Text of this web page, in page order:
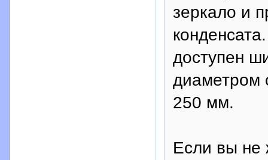
зеркало и
доступен
диаметром
250 мм.
Если вы не